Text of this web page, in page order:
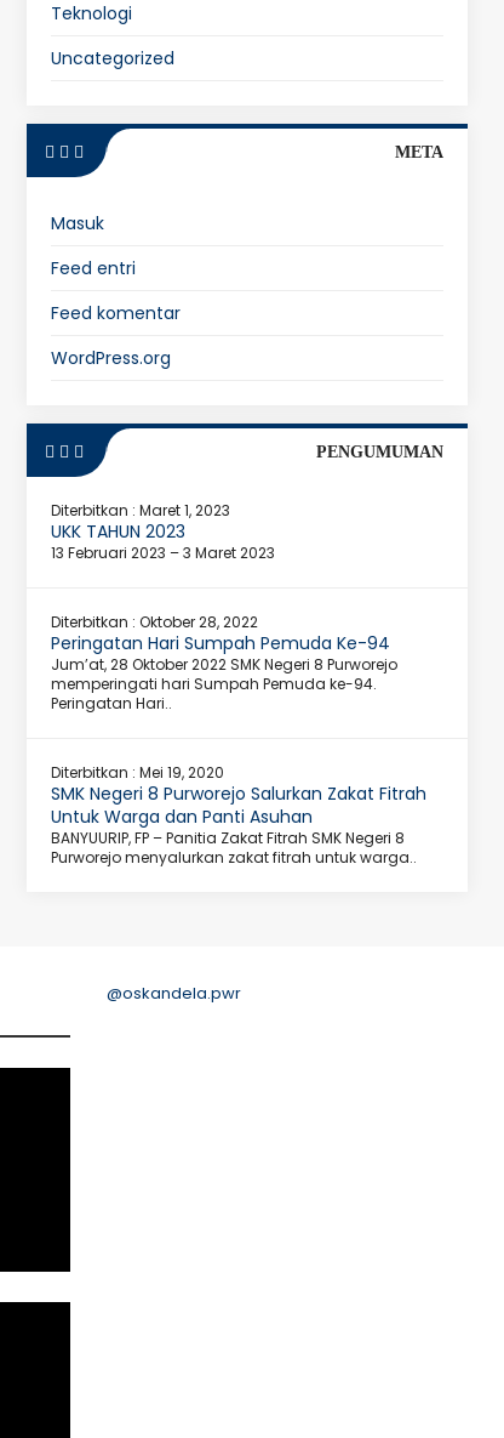
Teknologi
Uncategorized
META
Masuk
Feed entri
Feed komentar
WordPress.org
PENGUMUMAN
Diterbitkan : Maret 1, 2023
UKK TAHUN 2023
13 Februari 2023 – 3 Maret 2023
Diterbitkan : Oktober 28, 2022
Peringatan Hari Sumpah Pemuda Ke-94
Jum’at, 28 Oktober 2022 SMK Negeri 8 Purworejo
memperingati hari Sumpah Pemuda ke-94.
Peringatan Hari..
Diterbitkan : Mei 19, 2020
SMK Negeri 8 Purworejo Salurkan Zakat Fitrah
Untuk Warga dan Panti Asuhan
BANYUURIP, FP – Panitia Zakat Fitrah SMK Negeri 8
Purworejo menyalurkan zakat fitrah untuk warga..
@oskandela.pwr